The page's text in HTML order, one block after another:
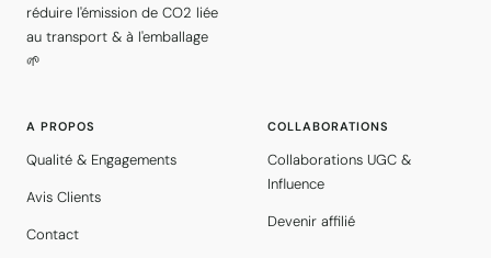
réduire l'émission de CO2 liée
au transport & à l'emballage
🌱
A PROPOS
Qualité & Engagements
Avis Clients
Contact
COLLABORATIONS
Collaborations UGC &
Influence
Devenir affilié